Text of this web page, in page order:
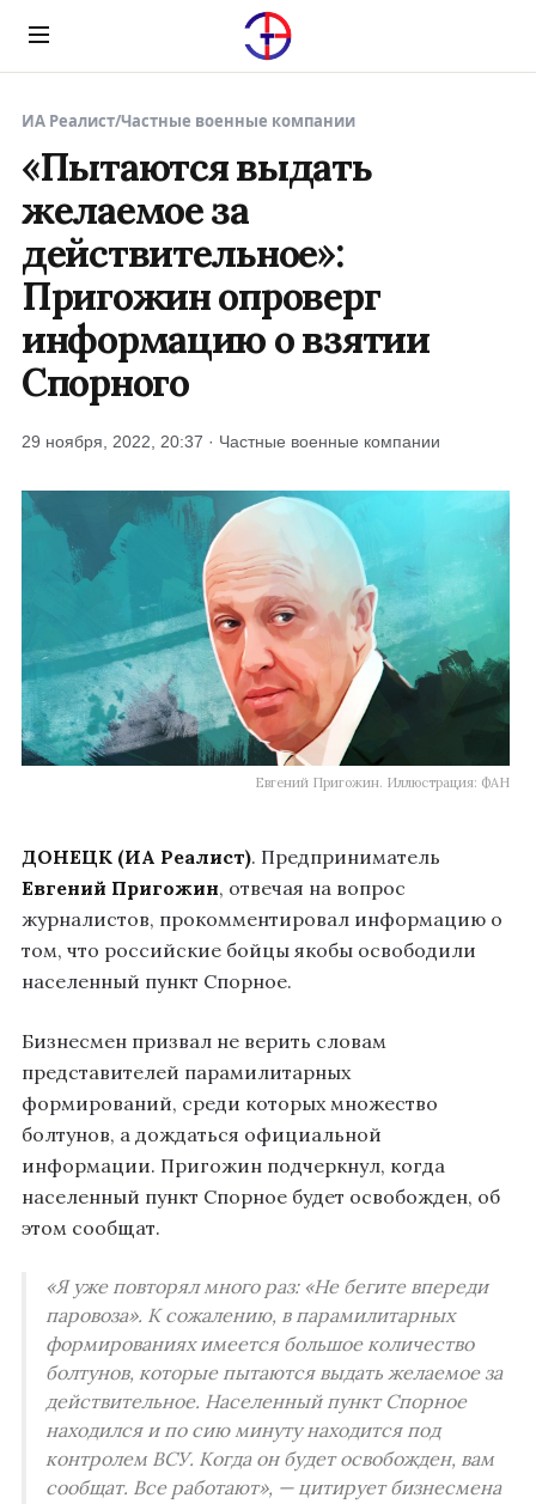
Menu
ИА Реалист/Частные военные компании
«Пытаются выдать
желаемое за
действительное»:
Пригожин опроверг
информацию о взятии
Спорного
29 ноября, 2022, 20:37 · Частные военные компании
Евгений Пригожин. Иллюстрация: ФАН
ДОНЕЦК (ИА Реалист). Предприниматель
Евгений Пригожин, отвечая на вопрос
журналистов, прокомментировал информацию о
том, что российские бойцы якобы освободили
населенный пункт Спорное.
Бизнесмен призвал не верить словам
представителей парамилитарных
формирований, среди которых множество
болтунов, а дождаться официальной
информации. Пригожин подчеркнул, когда
населенный пункт Спорное будет освобожден, об
этом сообщат.
«Я уже повторял много раз: «Не бегите впереди
паровоза». К сожалению, в парамилитарных
формированиях имеется большое количество
болтунов, которые пытаются выдать желаемое за
действительное. Населенный пункт Спорное
находился и по сию минуту находится под
контролем ВСУ. Когда он будет освобожден, вам
сообщат. Все работают», — цитирует бизнесмена